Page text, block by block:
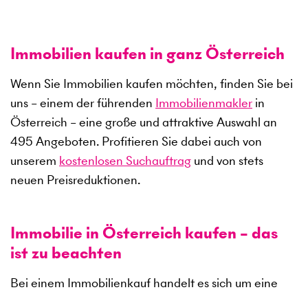
Immobilien kaufen in ganz Österreich
Wenn Sie Immobilien kaufen möchten, finden Sie bei
uns – einem der führenden Immobilienmakler in
Österreich – eine große und attraktive Auswahl an
495 Angeboten. Profitieren Sie dabei auch von
unserem kostenlosen Suchauftrag und von stets
neuen Preisreduktionen.
Immobilie in Österreich kaufen – das
ist zu beachten
Bei einem Immobilienkauf handelt es sich um eine